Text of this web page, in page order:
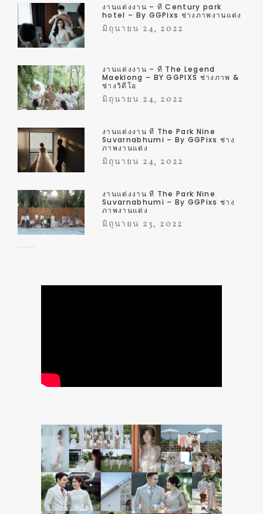
งานแต่งงาน – ที่ Century park
hotel – By GGPixs ช่างภาพงานแต่ง
มิถุนายน 24, 2022
งานแต่งงาน – ที่ The Legend
Maeklong – BY GGPIXS ช่างภาพ &
ช่างวิดีโอ
มิถุนายน 24, 2022
งานแต่งงาน ที่ The Park Nine
Suvarnabhumi – By GGPixs ช่าง
ภาพงานแต่ง
มิถุนายน 24, 2022
งานแต่งงาน ที่ The Park Nine
Suvarnabhumi – By GGPixs ช่าง
ภาพงานแต่ง
มิถุนายน 23, 2022